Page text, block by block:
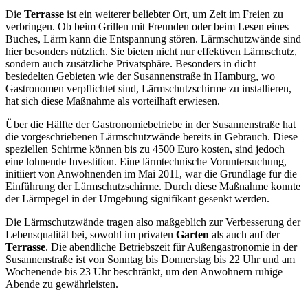
Die Terrasse ist ein weiterer beliebter Ort, um Zeit im Freien zu
verbringen. Ob beim Grillen mit Freunden oder beim Lesen eines
Buches, Lärm kann die Entspannung stören. Lärmschutzwände sind
hier besonders nützlich. Sie bieten nicht nur effektiven Lärmschutz,
sondern auch zusätzliche Privatsphäre. Besonders in dicht
besiedelten Gebieten wie der Susannenstraße in Hamburg, wo
Gastronomen verpflichtet sind, Lärmschutzschirme zu installieren,
hat sich diese Maßnahme als vorteilhaft erwiesen.
Über die Hälfte der Gastronomiebetriebe in der Susannenstraße hat
die vorgeschriebenen Lärmschutzwände bereits in Gebrauch. Diese
speziellen Schirme können bis zu 4500 Euro kosten, sind jedoch
eine lohnende Investition. Eine lärmtechnische Voruntersuchung,
initiiert von Anwohnenden im Mai 2011, war die Grundlage für die
Einführung der Lärmschutzschirme. Durch diese Maßnahme konnte
der Lärmpegel in der Umgebung signifikant gesenkt werden.
Die Lärmschutzwände tragen also maßgeblich zur Verbesserung der
Lebensqualität bei, sowohl im privaten Garten als auch auf der
Terrasse. Die abendliche Betriebszeit für Außengastronomie in der
Susannenstraße ist von Sonntag bis Donnerstag bis 22 Uhr und am
Wochenende bis 23 Uhr beschränkt, um den Anwohnern ruhige
Abende zu gewährleisten.